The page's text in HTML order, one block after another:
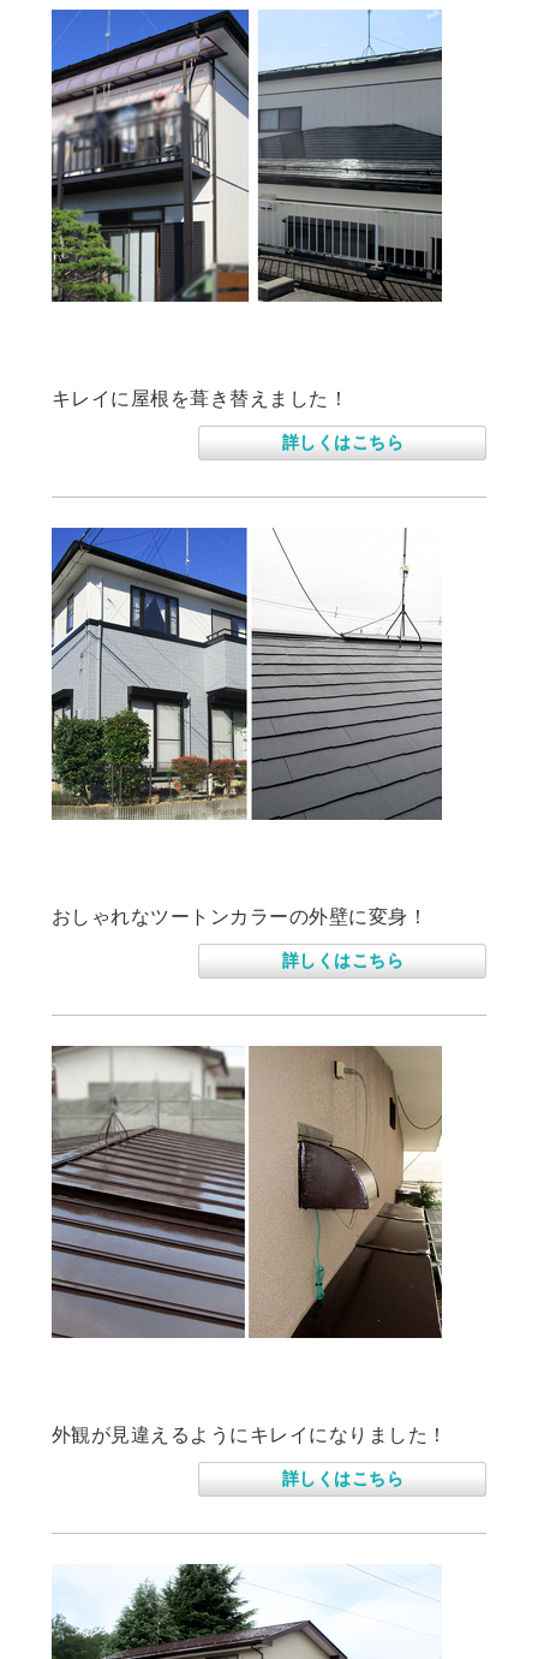
キレイに屋根を葺き替えました！
詳しくはこちら
おしゃれなツートンカラーの外壁に変身！
詳しくはこちら
外観が見違えるようにキレイになりました！
詳しくはこちら